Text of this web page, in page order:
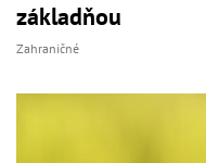
základňou
Zahraničné